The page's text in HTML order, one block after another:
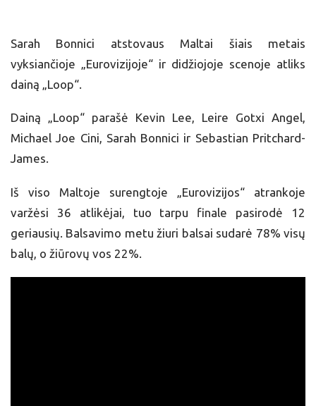
Sarah Bonnici atstovaus Maltai šiais metais
vyksiančioje „Eurovizijoje“ ir didžiojoje scenoje atliks
dainą „Loop“.
Dainą „Loop“ parašė Kevin Lee, Leire Gotxi Angel,
Michael Joe Cini, Sarah Bonnici ir Sebastian Pritchard-
James.
Iš viso Maltoje surengtoje „Eurovizijos“ atrankoje
varžėsi 36 atlikėjai, tuo tarpu finale pasirodė 12
geriausių. Balsavimo metu žiuri balsai sudarė 78% visų
balų, o žiūrovų vos 22%.